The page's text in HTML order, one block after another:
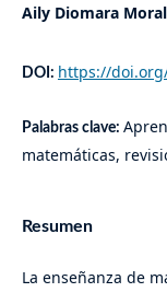
Aily Diomara
DOI: https://
Palabras clave:
matemáticas,
Resumen
La enseñanza de